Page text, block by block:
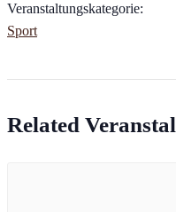
Veranstaltungskategorie:
Sport
Related